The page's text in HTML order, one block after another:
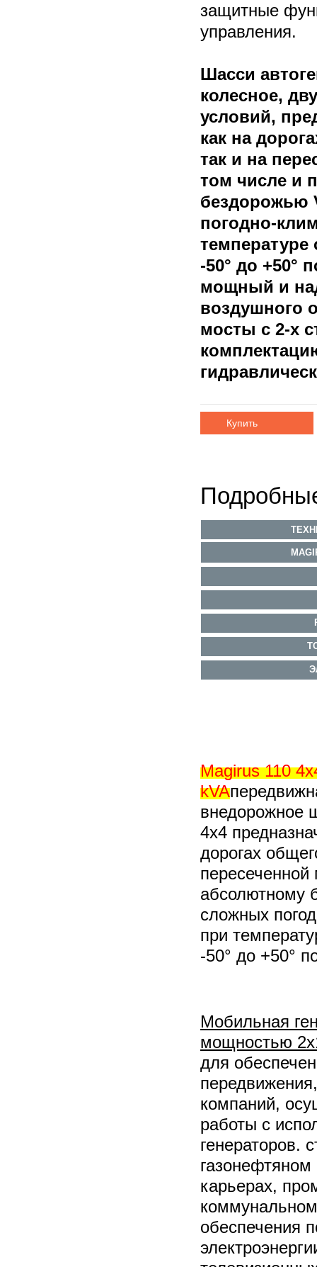
защитные
управления.
Шасси
колесное,
условий,
как на
так и на
том числе и
бездорожью
погодно-
температуре
-50° до +50°
мощный и
воздушного
мосты с 2-х
Купить
Magirus 110
kVA
внедорожное
4х4
дорогах
абсолютному
сложных
при
-50° до +50°
Мобильная
мощностью
для
компаний,
работы с
генераторов.
карьерах,
обеспечения